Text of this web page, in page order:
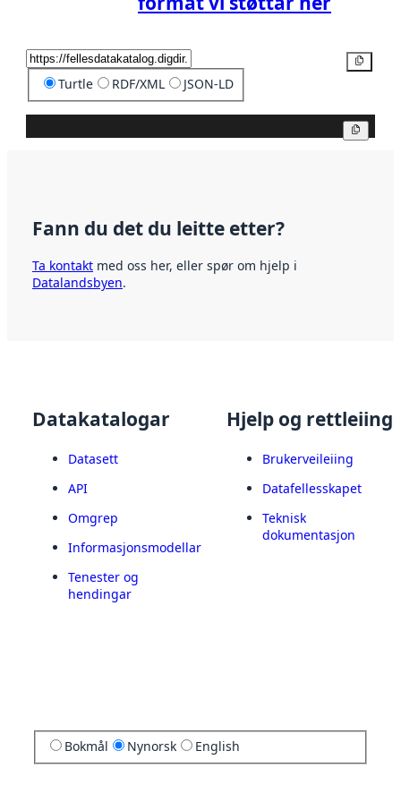
Turtle RDF/XML JSON-LD
Fann du det du leitte etter?
Ta kontakt med oss her, eller spør om hjelp i
Datalandsbyen.
Datakatalogar
Datasett
API
Omgrep
Informasjonsmodellar
Tenester og
hendingar
Hjelp og rettleiing
Brukerveileiing
Datafellesskapet
Teknisk
dokumentasjon
Bokmål Nynorsk English